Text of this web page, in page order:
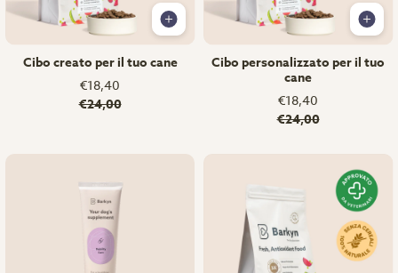
Cibo creato per il tuo cane
€18,40
€24,00
Cibo personalizzato per il tuo
cane
€18,40
€24,00